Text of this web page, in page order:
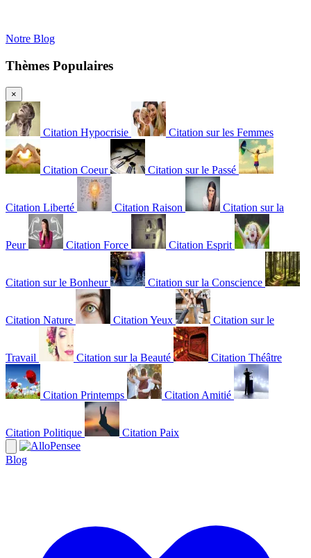
Notre Blog
Thèmes Populaires
×
Citation Hypocrisie Citation sur les Femmes
Citation Coeur Citation sur le Passé
Citation Liberté Citation Raison Citation sur la
Peur Citation Force Citation Esprit
Citation sur le Bonheur Citation sur la Conscience
Citation Nature Citation Yeux Citation sur le
Travail Citation sur la Beauté Citation Théâtre
Citation Printemps Citation Amitié
Citation Politique Citation Paix
Blog